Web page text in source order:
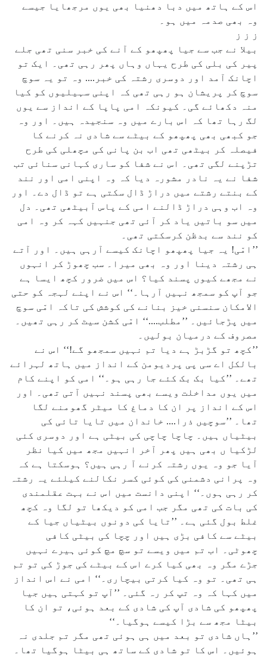
اس کے ہاتھ میں دبا دھنیا بھی یوں مرجھایا جیسے
وہ بھی صدمہ میں ہو۔
ز ز ز
بیلا نے جب سے جیا پھپھو کے آنے کی خبر سنی تھی جلے
پیر کی بلی کی طرح یہاں وہاں پھر رہی تھی۔ ایک تو
اچانک آمد اور دوسری رشتہ کی خبر.... وہ تو یہ سوچ
سوچ کر پریشان ہو رہی تھی کہ اپنی سہیلیوں کو کیا
منہ دکھائے گی۔ کیونکہ امی پاپا کے انداز سے یوں
لگ رہا تھا کہ اس بارے میں وہ سنجیدہ ہیں۔ اور وہ
جو کبھی بھی پھپھو کے بیٹے سے شادی نہ کرنے کا
فیصلہ کر بیٹھی تھی اب بن پانی کی مچھلی کی طرح
تڑپنے لگی تھی۔ اس نے شفا کو ساری کہانی سنائی تب
شفا نے یہ نادر مشورہ دیا کہ وہ اپنی امی اور نند
کے بنتے رشتے میں دراڑ ڈال سکتی ہے تو ڈال دے۔ اور
وہ اب وہی دراڑ ڈالنے امی کے پاس آبیٹھی تھی۔ دل
میں سو باتیں یاد کر آئی تھی جنہیں کہہ کر وہ امی
کو نند سے بدظن کرسکتی تھی۔
’’امّی! یہ جیا پھپھو اچانک کیسے آرہی ہیں۔ اور آتے
ہی رشتہ دینا اور وہ بھی میرا۔ سب چھوڑ کر انہوں
نے مجھے کیوں پسند کیا؟ اس میں ضرور کچھ ایسا ہے
جو آپ کو سمجھ نہیں آرہا۔‘‘ اس نے اپنے لہجہ کو حتی
الامکان سنسنی خیز بنانے کی کوشش کی تاکہ امّی سوچ
میں پڑجائیں۔ ’’مطلب....‘‘ امّی کشن سیٹ کر رہی تھیں۔
مصروف کے درمیان بولیں۔
’’کچھ تو گڑبڑ ہے دیا تم نہیں سمجھو گے!‘‘ اس نے
بالکل اے سی پی پردیومن کے انداز میں ہاتھ لہرائے
تھے۔ ’’کیا بک بک کئے جا رہی ہو۔‘‘ امی کو اپنے کام
میں یوں مداخلت ویسے بھی پسند نہیں آتی تھی۔ اور
اس کے انداز پر ان کا دماغ کا میٹر گھومنے لگا
تھا۔ ’’سوچیں ذرا.... خاندان میں تایا تائی کی
بیٹیاں ہیں۔ چاچا چاچی کی بیٹی ہے اور دوسری کئی
لڑکیا ں بھی ہیں پھر آخر انہیں مجھ میں کیا نظر
آیا جو وہ یوں رشتہ کرنے آ رہی ہیں؟ ہوسکتا ہے کہ
وہ پرانی دشمنی کی کوئی کسر نکالنے کیلئے یہ رشتہ
کر رہی ہوں۔‘‘ اپنی دانست میں اس نے بہت عقلمندی
کی بات کی تھی مگر جب امی کو دیکھا تو لگا وہ کچھ
غلط بول گئی ہے۔ ’’تایا کی دونوں بیٹیاں جیا کے
بیٹے سے کافی بڑی ہیں اور چچا کی بیٹی کافی
چھوٹی۔ اب تم میں ویسے تو سچ مچ کوئی ہیرے نہیں
جڑے مگر وہ بھی کیا کرے اس کے بیٹے کی جوڑ کی تو تم
ہی تھی۔ تو وہ کیا کرتی بیچاری۔‘‘ امی نے اس انداز
میں کہا کہ وہ تپ کر رہ گئی۔ ’’آپ تو کہتی ہیں جیا
پھپھو کی شادی آپ کی شادی کے بعد ہوئی، تو ان کا
بیٹا مجھ سے بڑا کیسے ہوگیا۔‘‘
’’ہاں شادی تو بعد میں ہی ہوئی تھی مگر تم جلدی نہ
ہوئیں۔ اس کا تو شادی کے ساتھ ہی بیٹا ہوگیا تھا۔